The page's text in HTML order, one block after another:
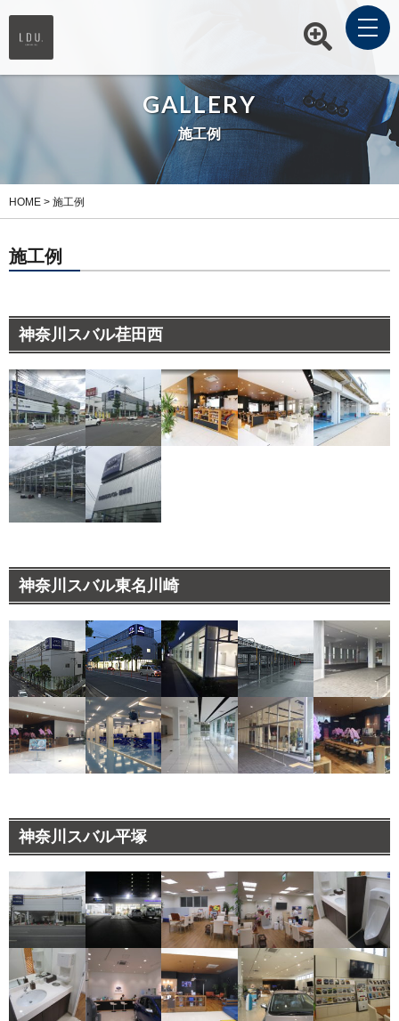
GALLERY
施工例
HOME > 施工例
施工例
神奈川スバル荏田西
神奈川スバル東名川崎
神奈川スバル平塚